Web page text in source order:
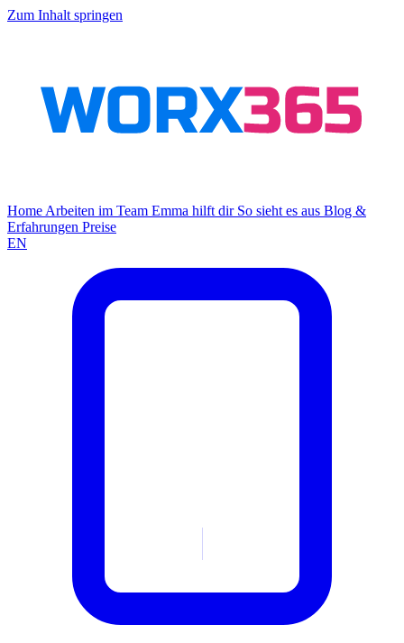
Zum Inhalt springen
Home Arbeiten im Team Emma hilft dir So sieht es aus Blog &
Erfahrungen Preise
EN